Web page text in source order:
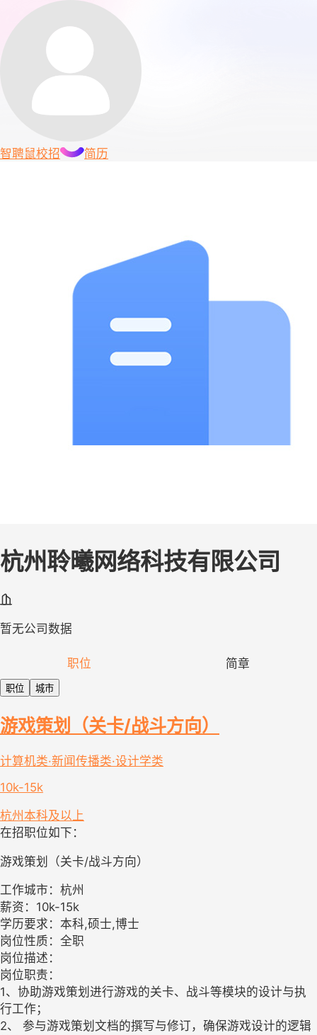
智聘鼠校招 简历
杭州聆曦网络科技有限公司
暂无公司数据
职位 简章
职位 城市
游戏策划（关卡/战斗方向）
计算机类·新闻传播类·设计学类
10k-15k
杭州 本科及以上
在招职位如下：
游戏策划（关卡/战斗方向）
工作城市：杭州
薪资：10k-15k
学历要求：本科,硕士,博士
岗位性质：全职
岗位描述：
岗位职责：
1、协助游戏策划进行游戏的关卡、战斗等模块的设计与执
行工作；
2、 参与游戏策划文档的撰写与修订，确保游戏设计的逻辑